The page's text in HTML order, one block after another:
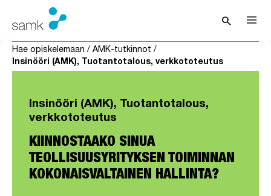
Siirry sisältöön
searchAvaa haku
Hae opiskelemaan / AMK-tutkinnot /
Insinööri (AMK), Tuotantotalous, verkkototeutus
Insinööri (AMK), Tuotantotalous,
verkkototeutus
KIINNOSTAAKO SINUA
TEOLLISUUSYRITYKSEN TOIMINNAN
KOKONAISVALTAINEN HALLINTA?